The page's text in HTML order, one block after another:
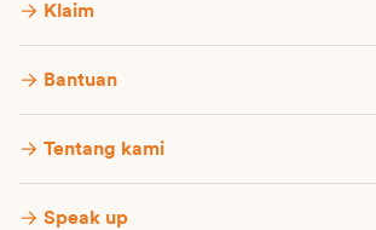
Klaim
Bantuan
Tentang kami
Speak up